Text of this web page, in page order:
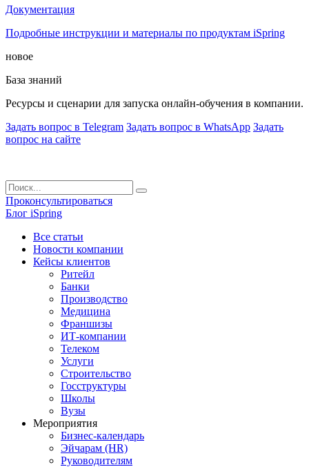
Документация
Подробные инструкции и материалы по продуктам iSpring
новое
База знаний
Ресурсы и сценарии для запуска онлайн-обучения в компании.
Задать вопрос в Telegram Задать вопрос в WhatsApp Задать
вопрос на сайте
Проконсультироваться
Блог iSpring
Все статьи
Новости компании
Кейсы клиентов
Ритейл
Банки
Производство
Медицина
Франшизы
ИТ-компании
Телеком
Услуги
Строительство
Госструктуры
Школы
Вузы
Мероприятия
Бизнес-календарь
Эйчарам (HR)
Руководителям